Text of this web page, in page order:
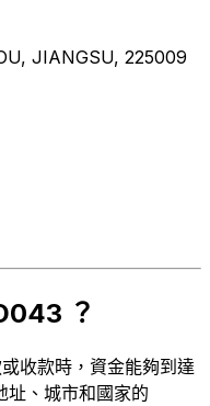
JIANGSU, 225009
？
收款時，資金能夠到達
址、城市和國家的